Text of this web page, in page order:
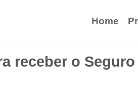
Home
receber o Seguro